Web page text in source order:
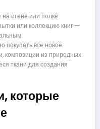
стене или полке
или коллекцию книг —
покупать всё новое.
композиции из природных
ткани для создания
которые